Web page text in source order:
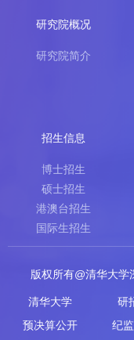
研究院概况
研究院简介
招生信息
博士招生
硕士招生
港澳台招生
国际生招生
版权所有@清华大
清华大学 研
预决算公开
纪